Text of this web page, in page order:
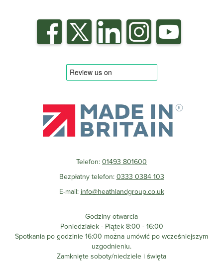
Telefon:01493 801600
Bezpłatny telefon:0333 0384 103
E-mail: info@heathlandgroup.co.uk
Godziny otwarcia
Poniedziałek - Piątek 8:00 - 16:00
Spotkania po godzinie 16:00 można umówić po wcześniejszym
uzgodnieniu.
Zamknięte soboty/niedziele i święta